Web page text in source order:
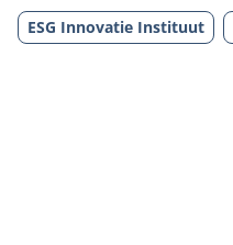
ESG Innovatie Instituut